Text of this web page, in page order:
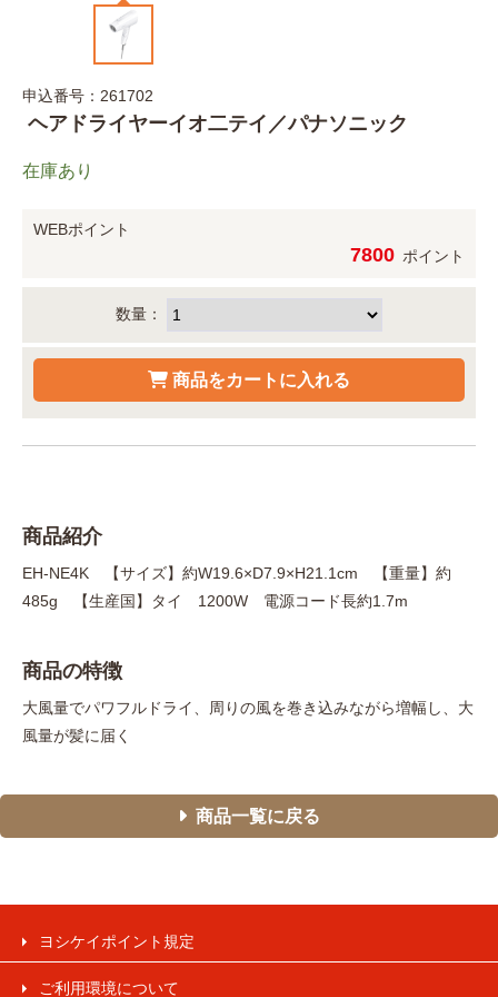
申込番号：261702
ヘアドライヤーイオ二テイ／パナソニック
在庫あり
WEBポイント
7800 ポイント
数量：
商品紹介
EH-NE4K 【サイズ】約W19.6×D7.9×H21.1cm 【重量】約
485g 【生産国】タイ 1200W 電源コード長約1.7m
商品の特徴
大風量でパワフルドライ、周りの風を巻き込みながら増幅し、大
風量が髪に届く
商品一覧に戻る
ヨシケイポイント規定
ご利用環境について